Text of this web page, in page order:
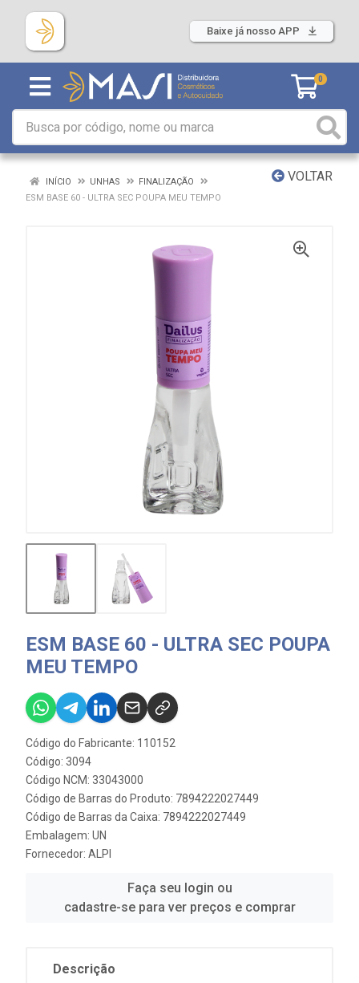
Baixe já nosso APP
0
VOLTAR
INÍCIO UNHAS
FINALIZAÇÃO
ESM BASE 60 - ULTRA SEC POUPA MEU TEMPO
ESM BASE 60 - ULTRA SEC POUPA
MEU TEMPO
Código do Fabricante: 110152
Código: 3094
Código NCM: 33043000
Código de Barras do Produto: 7894222027449
Código de Barras da Caixa: 7894222027449
Embalagem: UN
Fornecedor: ALPI
Faça seu login ou
cadastre-se para ver preços e comprar
Descrição